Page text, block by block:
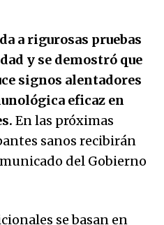
a rigurosas pruebas
y se demostró que
signos alentadores
eficaz en
En las próximas
sanos recibirán
del Gobierno
se basan en